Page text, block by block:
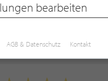
bearbeiten
AGB & Datenschutz Kontakt